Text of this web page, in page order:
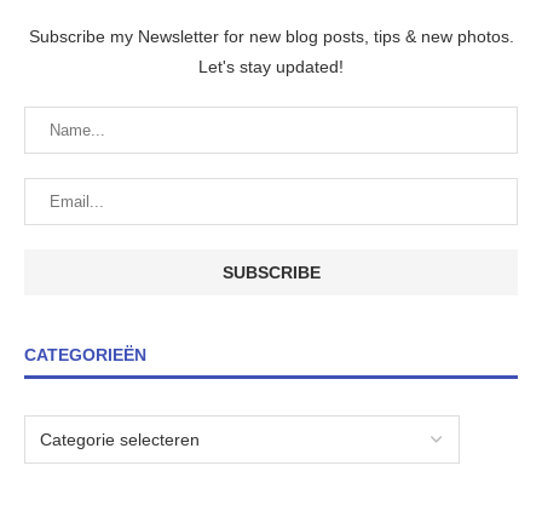
Subscribe my Newsletter for new blog posts, tips & new photos.
Let's stay updated!
CATEGORIEËN